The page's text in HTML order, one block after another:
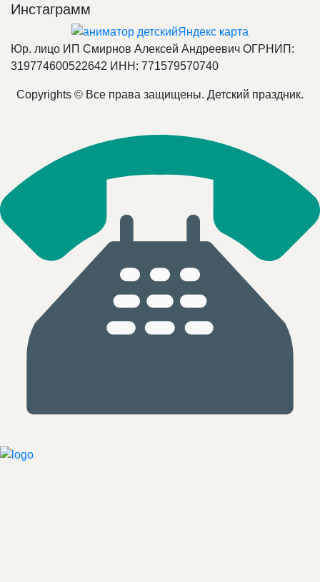
Инстаграмм
Яндекс карта
Юр. лицо ИП Смирнов Алексей Андреевич ОГРНИП:
319774600522642 ИНН: 771579570740
Copyrights © Все права защищены. Детский праздник.